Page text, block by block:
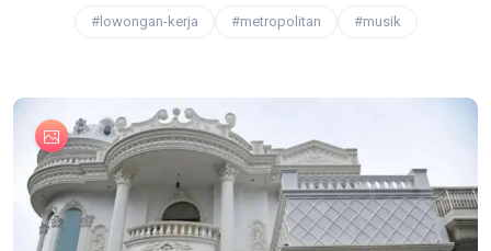
#lowongan-kerja #metropolitan #musik